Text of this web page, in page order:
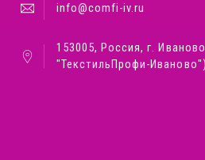
info@comfi-iv.ru
153005, Россия, г.
"ТекстильПрофи-Иваново")